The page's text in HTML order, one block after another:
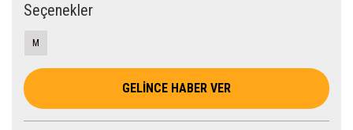
Seçenekler
M
GELİNCE HABER VER